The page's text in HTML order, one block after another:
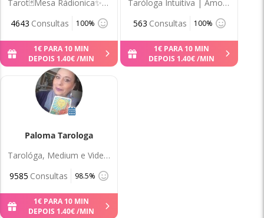
Tarot🃏Mesa Rádionica✨Leitura Aura🌈Reiki
4643 Consultas 100%
1€ PARA 10 MIN
DEPOIS 1.40€/MIN
Taróloga Intuitiva | Amor e Vida
563 Consultas 100%
1€ PARA 10 MIN
DEPOIS 1.40€/MIN
Paloma Tarologa
Tarológa, Medium e Vidente
9585 Consultas 98.5%
1€ PARA 10 MIN
DEPOIS 1.40€/MIN